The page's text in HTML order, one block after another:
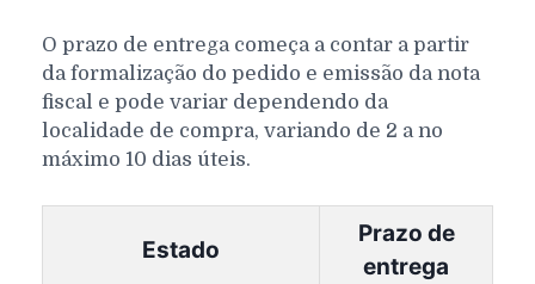
O prazo de entrega começa a contar a partir
da formalização do pedido e emissão da nota
fiscal e pode variar dependendo da
localidade de compra, variando de 2 a no
máximo 10 dias úteis.
Estado
Prazo de
entrega